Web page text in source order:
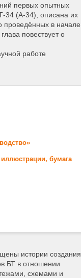
первых опытных
34 (А-34), описана их
проведённых в начале
повествует о
работе
бумага
истории создания
БТ в отношении
схемами и